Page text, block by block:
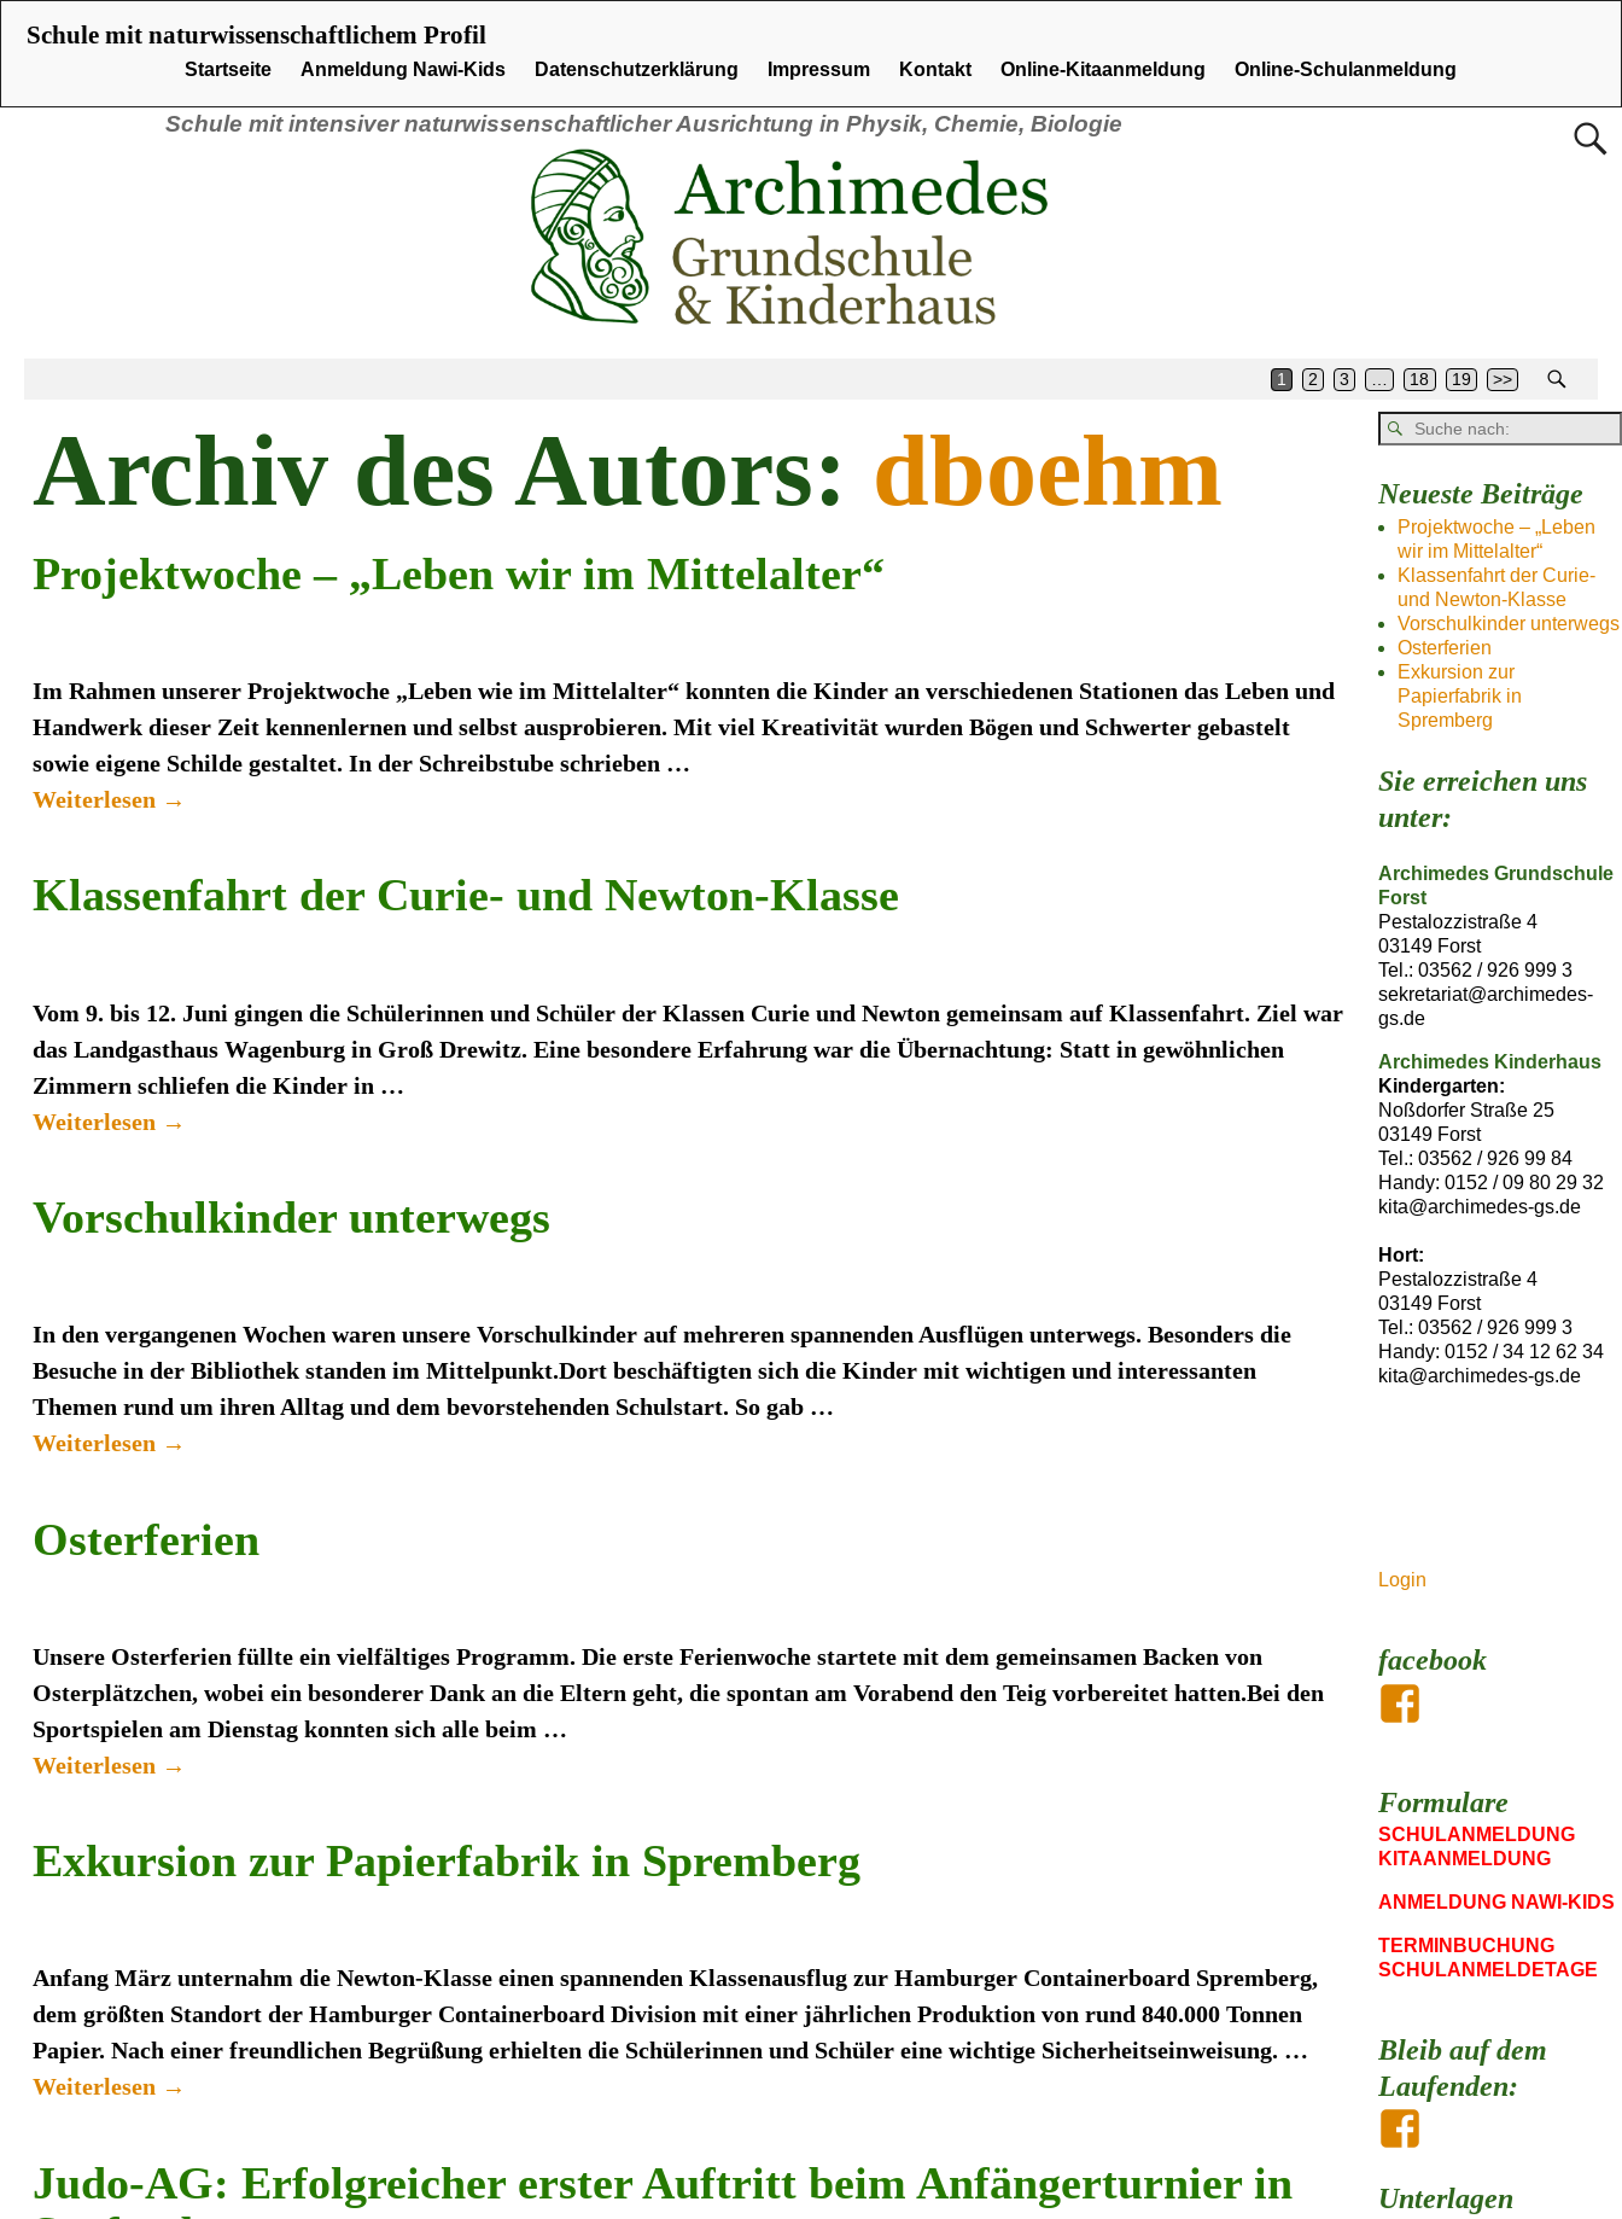
Schule mit intensiver naturwissenschaftlicher Ausrichtung in Physik, Chemie, Biologie
Schule mit naturwissenschaftlichem Profil
Startseite Anmeldung Nawi-Kids Datenschutzerklärung Impressum Kontakt Online-Kitaanmeldung Online-Schulanmeldung
1 2 3 18 19 >>
Archiv des Autors: dboehm
Projektwoche – „Leben wir im Mittelalter“
Im Rahmen unserer Projektwoche „Leben wie im Mittelalter“ konnten die Kinder an verschiedenen Stationen das Leben und
Handwerk dieser Zeit kennenlernen und selbst ausprobieren. Mit viel Kreativität wurden Bögen und Schwerter gebastelt
sowie eigene Schilde gestaltet. In der Schreibstube schrieben …
Weiterlesen →
Klassenfahrt der Curie- und Newton-Klasse
Vom 9. bis 12. Juni gingen die Schülerinnen und Schüler der Klassen Curie und Newton gemeinsam auf Klassenfahrt. Ziel war
das Landgasthaus Wagenburg in Groß Drewitz. Eine besondere Erfahrung war die Übernachtung: Statt in gewöhnlichen
Zimmern schliefen die Kinder in …
Weiterlesen →
Vorschulkinder unterwegs
In den vergangenen Wochen waren unsere Vorschulkinder auf mehreren spannenden Ausflügen unterwegs. Besonders die
Besuche in der Bibliothek standen im Mittelpunkt.Dort beschäftigten sich die Kinder mit wichtigen und interessanten
Themen rund um ihren Alltag und dem bevorstehenden Schulstart. So gab …
Weiterlesen →
Osterferien
Unsere Osterferien füllte ein vielfältiges Programm. Die erste Ferienwoche startete mit dem gemeinsamen Backen von
Osterplätzchen, wobei ein besonderer Dank an die Eltern geht, die spontan am Vorabend den Teig vorbereitet hatten.Bei den
Sportspielen am Dienstag konnten sich alle beim …
Weiterlesen →
Exkursion zur Papierfabrik in Spremberg
Anfang März unternahm die Newton-Klasse einen spannenden Klassenausflug zur Hamburger Containerboard Spremberg,
dem größten Standort der Hamburger Containerboard Division mit einer jährlichen Produktion von rund 840.000 Tonnen
Papier. Nach einer freundlichen Begrüßung erhielten die Schülerinnen und Schüler eine wichtige Sicherheitseinweisung. …
Weiterlesen →
Judo-AG: Erfolgreicher erster Auftritt beim Anfängerturnier in
Neueste Beiträge
Projektwoche – „Leben
wir im Mittelalter“
Klassenfahrt der Curie-
und Newton-Klasse
Vorschulkinder unterwegs
Osterferien
Exkursion zur
Papierfabrik in
Spremberg
Sie erreichen uns
unter:
Archimedes Grundschule
Forst
Pestalozzistraße 4
03149 Forst
Tel.: 03562 / 926 999 3
sekretariat@archimedes-
gs.de
Archimedes Kinderhaus
Kindergarten:
Noßdorfer Straße 25
03149 Forst
Tel.: 03562 / 926 99 84
Handy: 0152 / 09 80 29 32
kita@archimedes-gs.de
Hort:
Pestalozzistraße 4
03149 Forst
Tel.: 03562 / 926 999 3
Handy: 0152 / 34 12 62 34
kita@archimedes-gs.de
Login
facebook
Formulare
SCHULANMELDUNG
KITAANMELDUNG
ANMELDUNG NAWI-KIDS
TERMINBUCHUNG
SCHULANMELDETAGE
Bleib auf dem
Laufenden:
Unterlagen